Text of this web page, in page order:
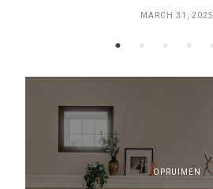
MARCH 31, 2025
OPRUIMEN